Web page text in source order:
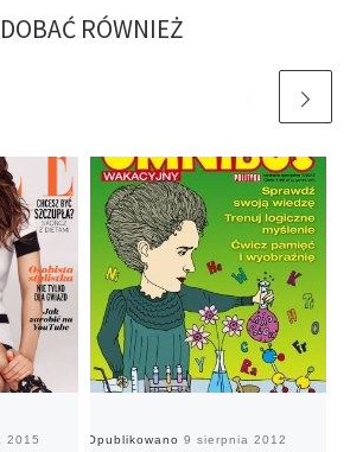
RÓWNIEŻ
2015 Opublikowano 9 sierpnia 2012